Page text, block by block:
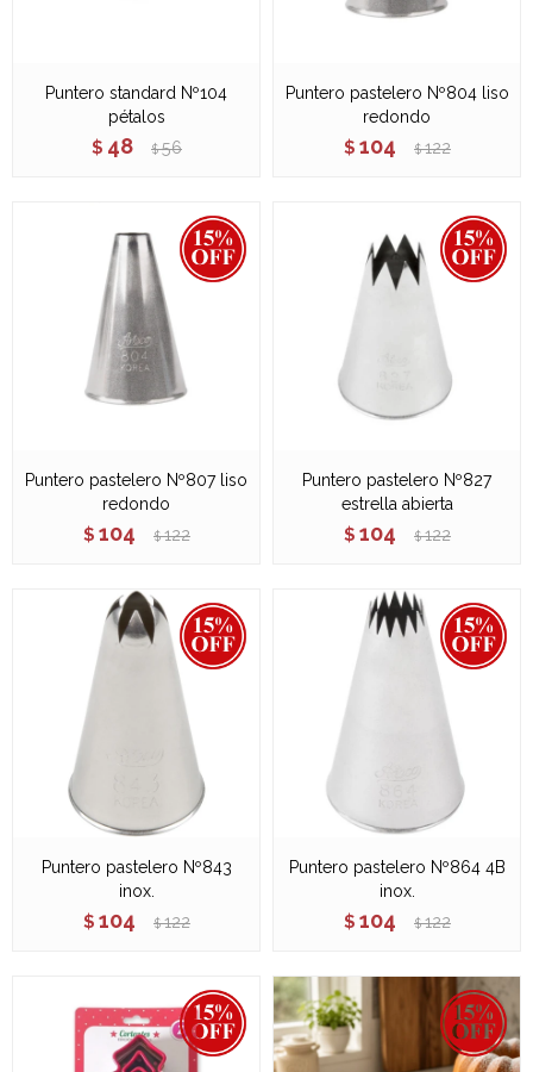
Puntero standard Nº104
pétalos
$ 48 $ 56
Puntero pastelero Nº804 liso
redondo
$ 104 $ 122
Puntero pastelero Nº807 liso
redondo
$ 104 $ 122
Puntero pastelero Nº827
estrella abierta
$ 104 $ 122
Puntero pastelero Nº843
inox.
$ 104 $ 122
Puntero pastelero Nº864 4B
inox.
$ 104 $ 122